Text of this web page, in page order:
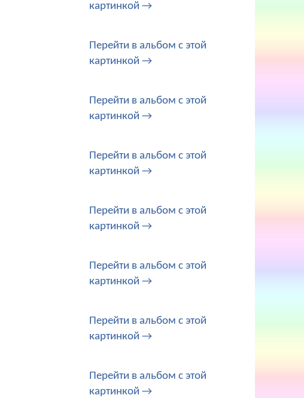
картинкой →
Перейти в альбом с этой
картинкой →
Перейти в альбом с этой
картинкой →
Перейти в альбом с этой
картинкой →
Перейти в альбом с этой
картинкой →
Перейти в альбом с этой
картинкой →
Перейти в альбом с этой
картинкой →
Перейти в альбом с этой
картинкой →